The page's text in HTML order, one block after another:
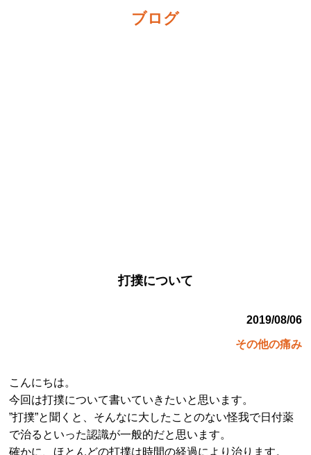
ブログ
打撲について
2019/08/06
その他の痛み
こんにちは。
今回は打撲について書いていきたいと思います。
”打撲”と聞くと、そんなに大したことのない怪我で日付薬
で治るといった認識が一般的だと思います。
確かに、ほとんどの打撲は時間の経過により治ります。